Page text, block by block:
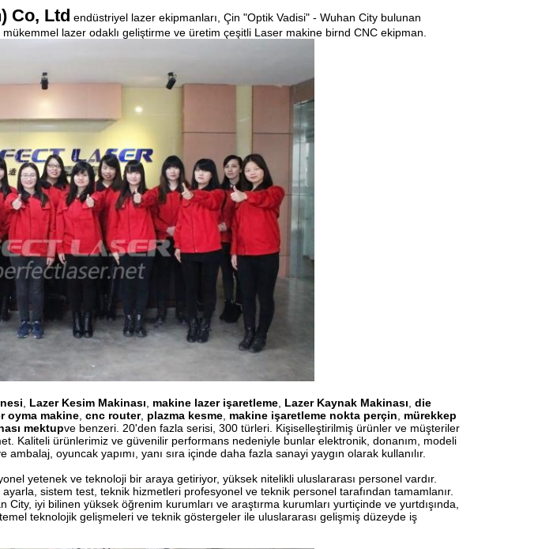
Co, Ltd endüstriyel lazer ekipmanları, Çin "Optik Vadisi" - Wuhan City bulunan
lazer odaklı geliştirme ve üretim çeşitli Laser makine birnd CNC ekipman.
, Lazer Kesim Makinası, makine lazer işaretleme, Lazer Kaynak Makinası, die
oyma makine, cnc router, plazma kesme, makine işaretleme nokta perçin, mürekkep
mektupve benzeri. 20'den fazla serisi, 300 türleri. Kişiselleştirilmiş ürünler ve müşteriler
Kaliteli ürünlerimiz ve güvenilir performans nedeniyle bunlar elektronik, donanım, modeli
ambalaj, oyuncak yapımı, yanı sıra içinde daha fazla sanayi yaygın olarak kullanılır.
yetenek ve teknoloji bir araya getiriyor, yüksek nitelikli uluslararası personel vardır.
ayarla, sistem test, teknik hizmetleri profesyonel ve teknik personel tarafından tamamlanır.
City, iyi bilinen yüksek öğrenim kurumları ve araştırma kurumları yurtiçinde ve yurtdışında,
teknolojik gelişmeleri ve teknik göstergeler ile uluslararası gelişmiş düzeyde iş